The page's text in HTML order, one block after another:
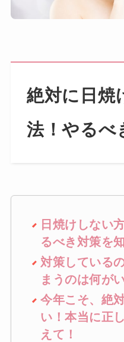
絶対に日焼
法！やるべ
日焼けしない
るべき対策を
対策している
まうのは何が
今年こそ、絶
い！本当に正
えて！